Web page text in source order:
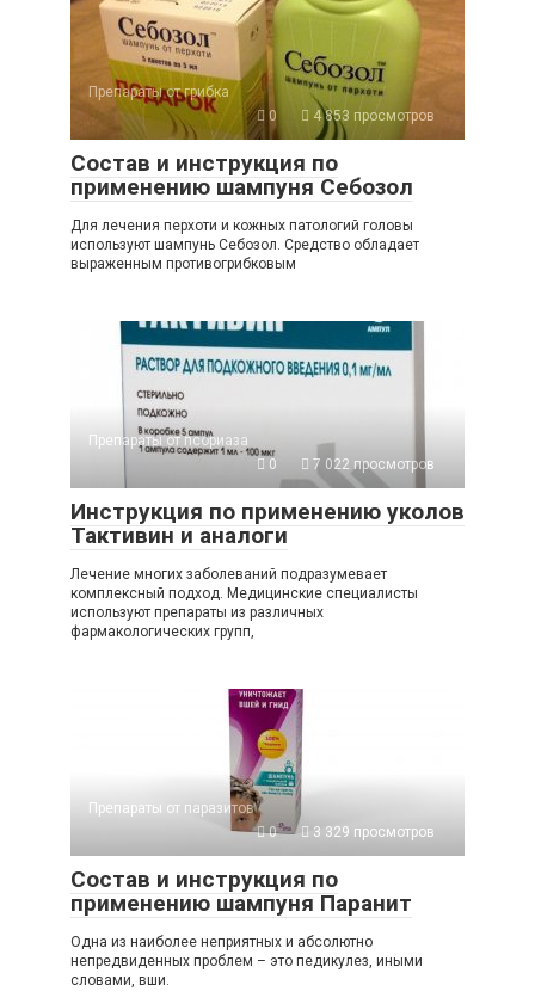
Препараты от грибка
0
4 853 просмотров
Состав и инструкция по
применению шампуня Себозол
Для лечения перхоти и кожных патологий головы
используют шампунь Себозол. Средство обладает
выраженным противогрибковым
Препараты от псориаза
0
7 022 просмотров
Инструкция по применению уколов
Тактивин и аналоги
Лечение многих заболеваний подразумевает
комплексный подход. Медицинские специалисты
используют препараты из различных
фармакологических групп,
Препараты от паразитов
0
3 329 просмотров
Состав и инструкция по
применению шампуня Паранит
Одна из наиболее неприятных и абсолютно
непредвиденных проблем – это педикулез, иными
словами, вши.